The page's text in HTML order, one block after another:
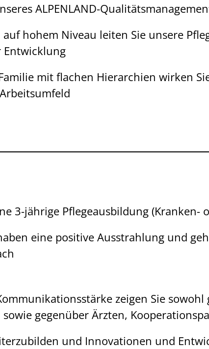
ALPENLAND-
hohem Niveau leiten Sie unsere
mit flachen Hierarchien wirken
3-jährige Pflegeausbildung (Kranken-
eine positive Ausstrahlung und
zeigen Sie
gegenüber Ärzten,
und Innovationen und